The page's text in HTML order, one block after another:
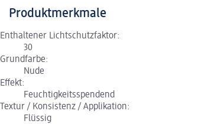
Produktmerkmale
Enthaltener Lichtschutzfaktor:
30
Grundfarbe:
Nude
Effekt:
Feuchtigkeitsspendend
Textur / Konsistenz / Applikation:
Flüssig